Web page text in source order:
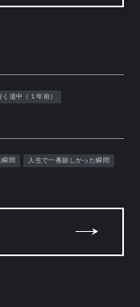
道中（１年前）
瞬間 人生で一番嬉しかった瞬間